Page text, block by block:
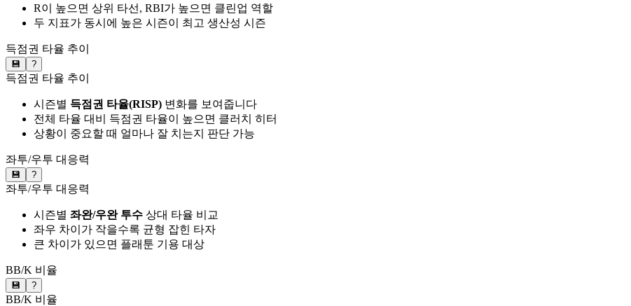
R이 높으면 상위 타선, RBI가 높으면 클린업 역할
두 지표가 동시에 높은 시즌이 최고 생산성 시즌
득점권 타율 추이
💾 ?
득점권 타율 추이
시즌별 득점권 타율(RISP) 변화를 보여줍니다
전체 타율 대비 득점권 타율이 높으면 클러치 히터
상황이 중요할 때 얼마나 잘 치는지 판단 가능
좌투/우투 대응력
💾 ?
좌투/우투 대응력
시즌별 좌완/우완 투수 상대 타율 비교
좌우 차이가 작을수록 균형 잡힌 타자
큰 차이가 있으면 플래툰 기용 대상
BB/K 비율
💾 ?
BB/K 비율